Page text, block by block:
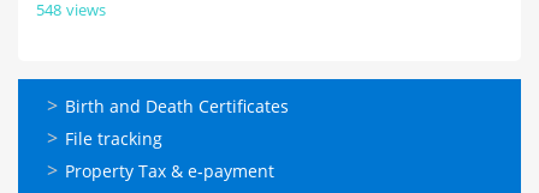
548 views
ഓണ്‍ലൈന്‍
സേവനങ്ങള്‍
Birth and Death Certificates
File tracking
Property Tax & e-payment